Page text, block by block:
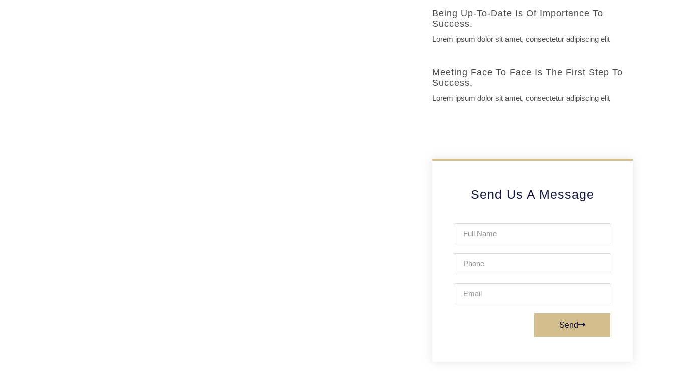
Being Up-To-Date Is Of Importance To
Success.
Lorem ipsum dolor sit amet, consectetur adipiscing elit
Meeting Face To Face Is The First Step To
Success.
Lorem ipsum dolor sit amet, consectetur adipiscing elit
Send Us A Message
Send